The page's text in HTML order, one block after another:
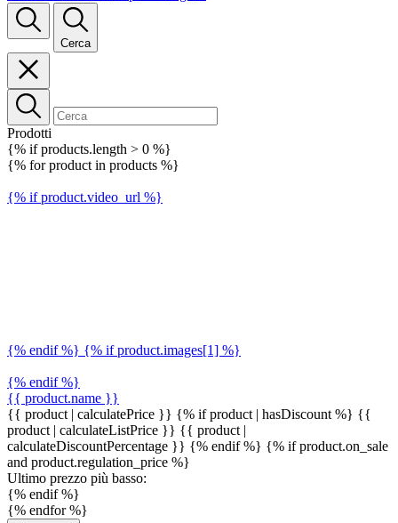
Cerca
Prodotti
{% if products.length > 0 %}
{% for product in products %}
{% if product.video_url %}
{% endif %} {% if product.images[1] %}
{% endif %}
{{ product.name }}
{{ product | calculatePrice }} {% if product | hasDiscount %} {{
product | calculateListPrice }} {{ product |
calculateDiscountPercentage }} {% endif %} {% if product.on_sale
and product.regulation_price %}
Ultimo prezzo più basso:
{% endif %}
{% endfor %}